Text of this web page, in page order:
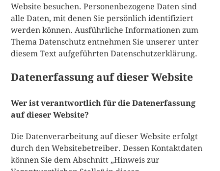
Website besuchen. Personenbezogene Daten sind
alle Daten, mit denen Sie persönlich identifiziert
werden können. Ausführliche Informationen zum
Thema Datenschutz entnehmen Sie unserer unter
diesem Text aufgeführten Datenschutzerklärung.
Datenerfassung auf dieser Website
Wer ist verantwortlich für die Datenerfassung
auf dieser Website?
Die Datenverarbeitung auf dieser Website erfolgt
durch den Websitebetreiber. Dessen Kontaktdaten
können Sie dem Abschnitt „Hinweis zur